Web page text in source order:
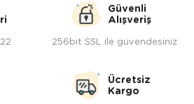
Güvenli
Alışveriş
256bit SSL ile güvendesiniz
Ücretsiz
Kargo